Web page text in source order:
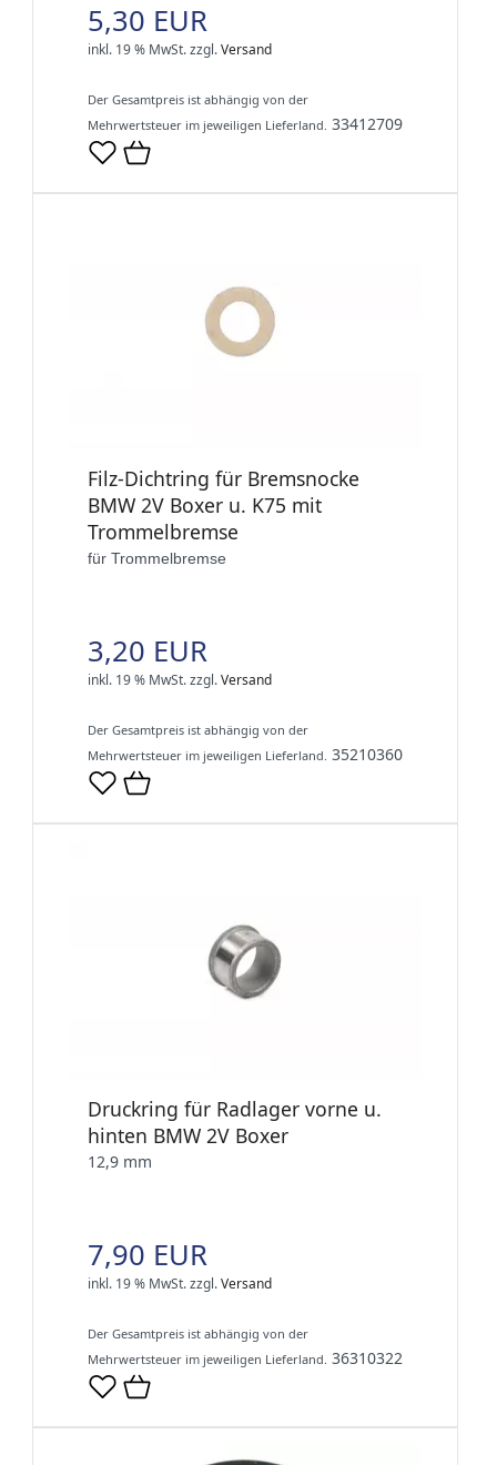
5,30 EUR
inkl. 19 % MwSt.zzgl.Versand
Der Gesamtpreis ist abhängig von der
Mehrwertsteuer im jeweiligen Lieferland. 33412709
Filz-Dichtring für Bremsnocke
BMW 2V Boxer u. K75 mit
Trommelbremse
für Trommelbremse
3,20 EUR
inkl. 19 % MwSt.zzgl.Versand
Der Gesamtpreis ist abhängig von der
Mehrwertsteuer im jeweiligen Lieferland. 35210360
Druckring für Radlager vorne u.
hinten BMW 2V Boxer
12,9 mm
7,90 EUR
inkl. 19 % MwSt.zzgl.Versand
Der Gesamtpreis ist abhängig von der
Mehrwertsteuer im jeweiligen Lieferland. 36310322